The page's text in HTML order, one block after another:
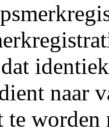
naar
worden